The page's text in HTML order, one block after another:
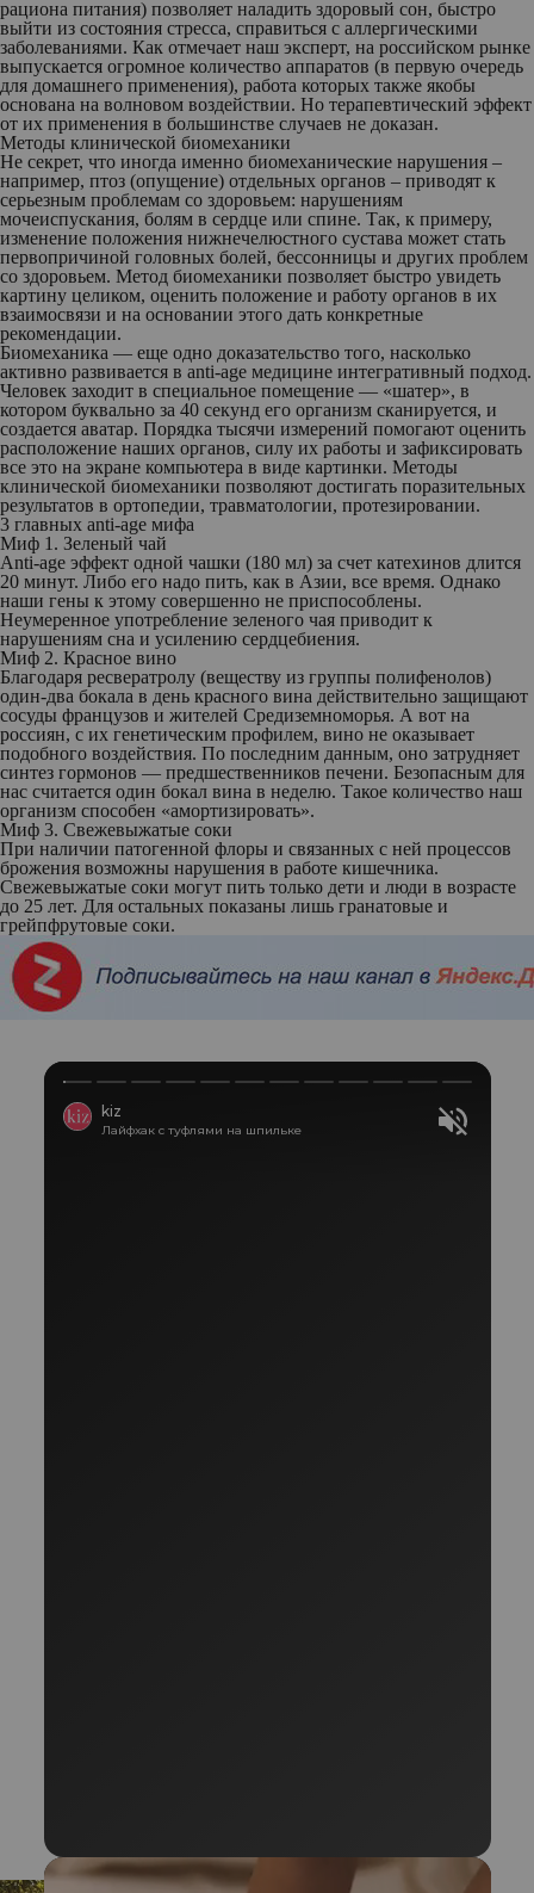
рациона питания) позволяет наладить здоровый сон, быстро
выйти из состояния стресса, справиться с аллергическими
заболеваниями. Как отмечает наш эксперт, на российском рынке
выпускается огромное количество аппаратов (в первую очередь
для домашнего применения), работа которых также якобы
основана на волновом воздействии. Но терапевтический эффект
от их применения в большинстве случаев не доказан.
Методы клинической биомеханики
Не секрет, что иногда именно биомеханические нарушения –
например, птоз (опущение) отдельных органов – приводят к
серьезным проблемам со здоровьем: нарушениям
мочеиспускания, болям в сердце или спине. Так, к примеру,
изменение положения нижнечелюстного сустава может стать
первопричиной головных болей, бессонницы и других проблем
со здоровьем. Метод биомеханики позволяет быстро увидеть
картину целиком, оценить положение и работу органов в их
взаимосвязи и на основании этого дать конкретные
рекомендации.
Биомеханика — еще одно доказательство того, насколько
активно развивается в anti-age медицине интегративный подход.
Человек заходит в специальное помещение — «шатер», в
котором буквально за 40 секунд его организм сканируется, и
создается аватар. Порядка тысячи измерений помогают оценить
расположение наших органов, силу их работы и зафиксировать
все это на экране компьютера в виде картинки. Методы
клинической биомеханики позволяют достигать поразительных
результатов в ортопедии, травматологии, протезировании.
3 главных anti-age мифа
Миф 1. Зеленый чай
Аnti-age эффект одной чашки (180 мл) за счет катехинов длится
20 минут. Либо его надо пить, как в Азии, все время. Однако
наши гены к этому совершенно не приспособлены.
Неумеренное употребление зеленого чая приводит к
нарушениям сна и усилению сердцебиения.
Миф 2. Красное вино
Благодаря ресвератролу (веществу из группы полифенолов)
один-два бокала в день красного вина действительно защищают
сосуды французов и жителей Средиземноморья. А вот на
россиян, с их генетическим профилем, вино не оказывает
подобного воздействия. По последним данным, оно затрудняет
синтез гормонов — предшественников печени. Безопасным для
нас считается один бокал вина в неделю. Такое количество наш
организм способен «амортизировать».
Миф 3. Свежевыжатые соки
При наличии патогенной флоры и связанных с ней процессов
брожения возможны нарушения в работе кишечника.
Свежевыжатые соки могут пить только дети и люди в возрасте
до 25 лет. Для остальных показаны лишь гранатовые и
грейпфрутовые соки.